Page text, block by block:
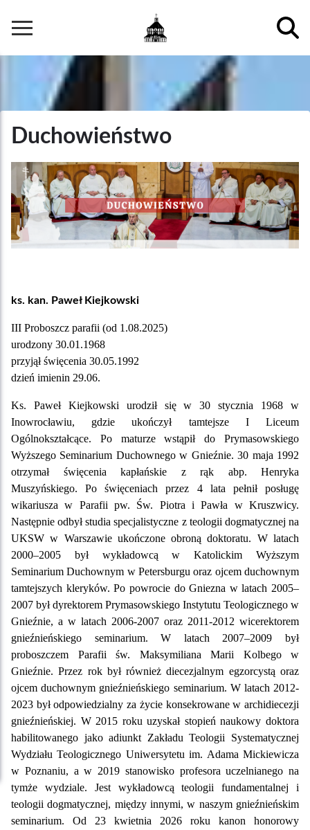
do
treści
Główna
nawigacja
Duchowieństwo
ks. kan. Paweł Kiejkowski
III Proboszcz parafii (od 1.08.2025)
urodzony 30.01.1968
przyjął święcenia 30.05.1992
dzień imienin 29.06.
Ks. Paweł Kiejkowski urodził się w 30 stycznia 1968 w
Inowrocławiu, gdzie ukończył tamtejsze I Liceum
Ogólnokształcące. Po maturze wstąpił do Prymasowskiego
Wyższego Seminarium Duchownego w Gnieźnie. 30 maja 1992
otrzymał święcenia kapłańskie z rąk abp. Henryka
Muszyńskiego. Po święceniach przez 4 lata pełnił posługę
wikariusza w Parafii pw. Św. Piotra i Pawła w Kruszwicy.
Następnie odbył studia specjalistyczne z teologii dogmatycznej na
UKSW w Warszawie ukończone obroną doktoratu. W latach
2000–2005 był wykładowcą w Katolickim Wyższym
Seminarium Duchownym w Petersburgu oraz ojcem duchownym
tamtejszych kleryków. Po powrocie do Gniezna w latach 2005–
2007 był dyrektorem Prymasowskiego Instytutu Teologicznego w
Gnieźnie, a w latach 2006-2007 oraz 2011-2012 wicerektorem
gnieźnieńskiego seminarium. W latach 2007–2009 był
proboszczem Parafii św. Maksymiliana Marii Kolbego w
Gnieźnie. Przez rok był również diecezjalnym egzorcystą oraz
ojcem duchownym gnieźnieńskiego seminarium. W latach 2012-
2023 był odpowiedzialny za życie konsekrowane w archidiecezji
gnieźnieńskiej. W 2015 roku uzyskał stopień naukowy doktora
habilitowanego jako adiunkt Zakładu Teologii Systematycznej
Wydziału Teologicznego Uniwersytetu im. Adama Mickiewicza
w Poznaniu, a w 2019 stanowisko profesora uczelnianego na
tymże wydziale. Jest wykładowcą teologii fundamentalnej i
teologii dogmatycznej, między innymi, w naszym gnieźnieńskim
seminarium. Od 23 kwietnia 2026 roku kanon honorowy